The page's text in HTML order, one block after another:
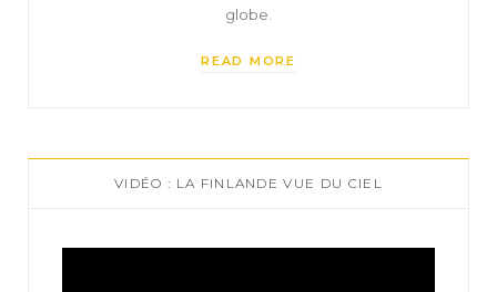
globe.
READ MORE
VIDÉO : LA FINLANDE VUE DU CIEL